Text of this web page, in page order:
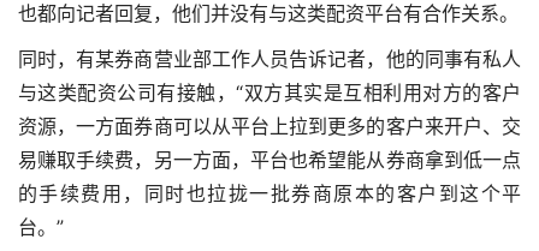
也都向记者回复，他们并没有与这类配资平台有合作关系。
同时，有某券商营业部工作人员告诉记者，他的同事有私人
与这类配资公司有接触，“双方其实是互相利用对方的客户
资源，一方面券商可以从平台上拉到更多的客户来开户、交
易赚取手续费，另一方面，平台也希望能从券商拿到低一点
的手续费用，同时也拉拢一批券商原本的客户到这个平
台。”